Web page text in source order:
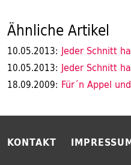
Ähnliche Artikel
10.05.2013: Jeder Schnitt
10.05.2013: Jeder Schnitt
18.09.2009: Für´n Appel
KONTAKT